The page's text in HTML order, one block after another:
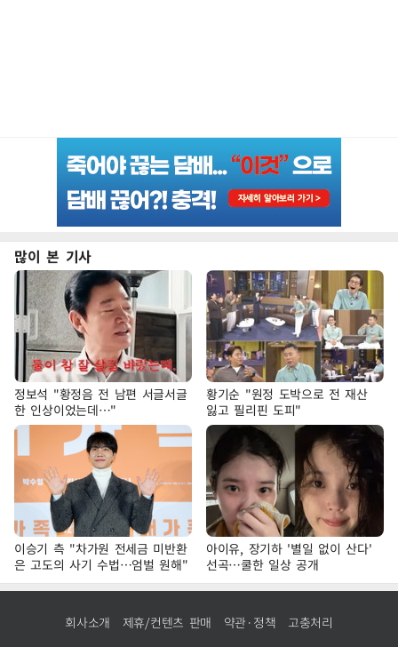
많이 본 기사
정보석 "황정음 전 남편 서글서글
한 인상이었는데…"
황기순 "원정 도박으로 전 재산
잃고 필리핀 도피"
이승기 측 "차가원 전세금 미반환
은 고도의 사기 수법…엄벌 원해"
아이유, 장기하 '별일 없이 산다'
선곡…쿨한 일상 공개
회사소개 제휴/컨텐츠 판매 약관·정책 고충처리